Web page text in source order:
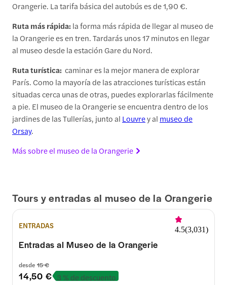
Orangerie. La tarifa básica del autobús es de 1,90 €.
Ruta más rápida: la forma más rápida de llegar al museo de
la Orangerie es en tren. Tardarás unos 17 minutos en llegar
al museo desde la estación Gare du Nord.
Ruta turística: caminar es la mejor manera de explorar
París. Como la mayoría de las atracciones turísticas están
situadas cerca unas de otras, puedes explorarlas fácilmente
a pie. El museo de la Orangerie se encuentra dentro de los
jardines de las Tullerías, junto al Louvrey al museo de
Orsay.
Más sobre el museo de la Orangerie
Tours y entradas al museo de la Orangerie
ENTRADAS 4.5(3,031)
Entradas al Museo de la Orangerie
desde 15 €
14,50 € 3 % de descuento